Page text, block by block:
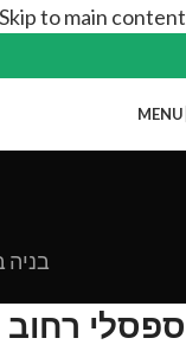
Skip to main content
MENU
בניה
ספסלי רחוב